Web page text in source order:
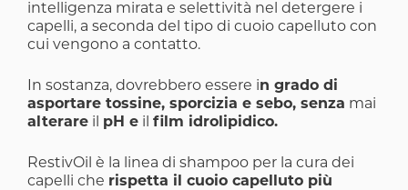
intelligenza mirata e selettività nel detergere i
capelli, a seconda del tipo di cuoio capelluto con
cui vengono a contatto.
In sostanza, dovrebbero essere in grado di
asportare tossine, sporcizia e sebo, senza mai
alterare il pH e il film idrolipidico.
RestivOil è la linea di shampoo per la cura dei
capelli che rispetta il cuoio capelluto più